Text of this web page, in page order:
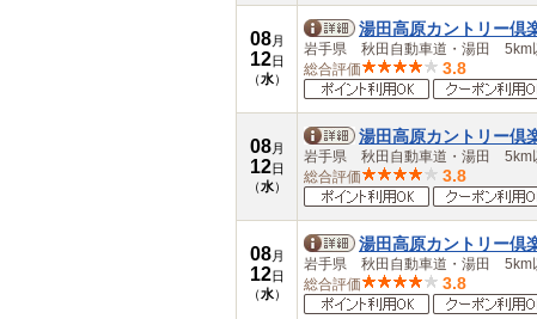
08月
12日
（水）
湯田高原カントリー倶
岩手県 秋田自動車道・湯田 5km
総合評価
3.8
08月
12日
（水）
湯田高原カントリー倶
岩手県 秋田自動車道・湯田 5km
総合評価
3.8
08月
12日
（水）
湯田高原カントリー倶
岩手県 秋田自動車道・湯田 5km
総合評価
3.8